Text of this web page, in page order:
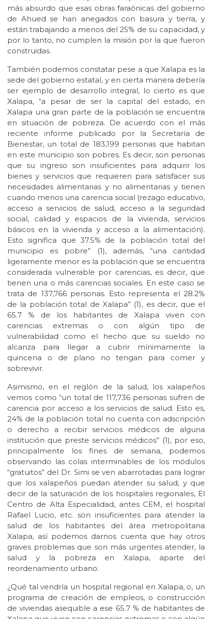
más absurdo que esas obras faraónicas del gobierno
de Ahued se han anegados con basura y tierra, y
están trabajando a menos del 25% de su capacidad, y
por lo tanto, no cumplen la misión por la que fueron
construidas.
También podemos constatar pese a que Xalapa es la
sede del gobierno estatal, y en cierta manera debería
ser ejemplo de desarrollo integral, lo cierto es que
Xalapa, “a pesar de ser la capital del estado, en
Xalapa una gran parte de la población se encuentra
en situación de pobreza. De acuerdo con el más
reciente informe publicado por la Secretaría de
Bienestar, un total de 183,199 personas que habitan
en este municipio son pobres. Es decir, son personas
que su ingreso son insuficientes para adquirir los
bienes y servicios que requieren para satisfacer sus
necesidades alimentarias y no alimentarias y tienen
cuando menos una carencia social (rezago educativo,
acceso a servicios de salud, acceso a la seguridad
social, calidad y espacios de la vivienda, servicios
básicos en la vivienda y acceso a la alimentación).
Esto significa que 37.5% de la población total del
municipio es pobre” (1), además, “una cantidad
ligeramente menor es la población que se encuentra
considerada vulnerable por carencias, es decir, que
tienen una o más carencias sociales. En este caso se
trata de 137,766 personas. Esto representa el 28.2%
de la población total de Xalapa” (1), es decir, que el
65.7 % de los habitantes de Xalapa viven con
carencias extremas o con algún tipo de
vulnerabilidad como el hecho que su sueldo no
alcanza para llegar a cubrir mínimamente la
quincena o de plano no tengan para comer y
sobrevivir.
Asimismo, en el reglón de la salud, los xalapeños
vemos como “un total de 117,736 personas sufren de
carencia por acceso a los servicios de salud. Esto es,
24% de la población total no cuenta con adscripción
o derecho a recibir servicios médicos de alguna
institución que preste servicios médicos” (1), por eso,
principalmente los fines de semana, podemos
observando las colas interminables de los módulos
“gratuitos” del Dr. Simi se ven abarrotadas para lograr
que los xalapeños puedan atender su salud, y que
decir de la saturación de los hospitales regionales, El
Centro de Alta Especialidad, antes CEM, el hospital
Rafael Lucio, etc. son insuficientes para atender la
salud de los habitantes del área metropolitana
Xalapa, así podemos darnos cuenta que hay otros
graves problemas que son más urgentes atender, la
salud y la pobreza en Xalapa, aparte del
reordenamiento urbano.
¿Qué tal vendría un hospital regional en Xalapa, o, un
programa de creación de empleos, o construcción
de viviendas asequible a ese 65.7 % de habitantes de